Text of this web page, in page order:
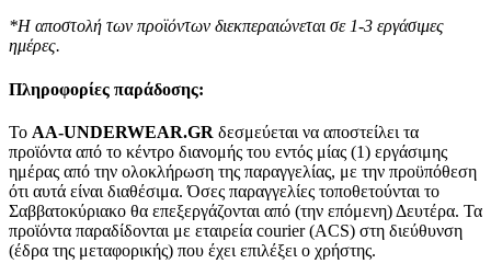
*Η αποστολή των προϊόντων διεκπεραιώνεται σε 1-3 εργάσιμες
ημέρες.
Πληροφορίες παράδοσης:
To AA-UNDERWEAR.GR δεσμεύεται να αποστείλει τα
προϊόντα από το κέντρο διανομής του εντός μίας (1) εργάσιμης
ημέρας από την ολοκλήρωση της παραγγελίας, με την προϋπόθεση
ότι αυτά είναι διαθέσιμα. Όσες παραγγελίες τοποθετούνται το
Σαββατοκύριακο θα επεξεργάζονται από (την επόμενη) Δευτέρα. Τα
προϊόντα παραδίδονται με εταιρεία courier (ACS) στη διεύθυνση
(έδρα της μεταφορικής) που έχει επιλέξει ο χρήστης.